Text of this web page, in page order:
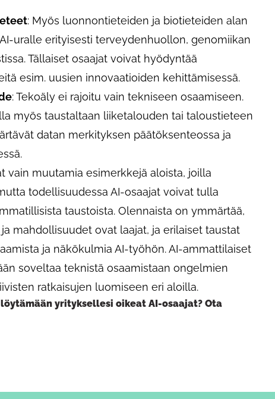
: Myös luonnontieteiden ja biotieteiden alan
uralle erityisesti terveydenhuollon, genomiikan
Tällaiset osaajat voivat hyödyntää
esim. uusien innovaatioiden kehittämisessä.
: Tekoäly ei rajoitu vain tekniseen osaamiseen.
myös taustaltaan liiketalouden tai taloustieteen
datan merkityksen päätöksenteossa ja
vain muutamia esimerkkejä aloista, joilla
todellisuudessa AI-osaajat voivat tulla
taustoista. Olennaista on ymmärtää,
mahdollisuudet ovat laajat, ja erilaiset taustat
ja näkökulmia AI-työhön. AI-ammattilaiset
soveltaa teknistä osaamistaan ongelmien
ratkaisujen luomiseen eri aloilla.
yrityksellesi oikeat AI-osaajat? Ota